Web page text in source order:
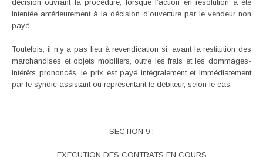
décision ouvrant la procédure, lorsque l’action en résolution a été
intentée antérieurement à la décision d’ouverture par le vendeur non
payé.
Toutefois, il n’y a pas lieu à revendication si, avant la restitution des
marchandises et objets mobiliers, outre les frais et les dommages-
intérêts prononcés, le prix est payé intégralement et immédiatement
par le syndic assistant ou représentant le débiteur, selon le cas.
SECTION 9 :
EXECUTION DES CONTRATS EN COURS